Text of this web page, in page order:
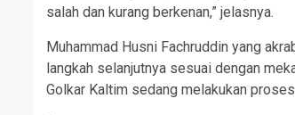
salah dan kurang berkenan,” jelasnya.
Muhammad Husni Fachruddin yang
langkah selanjutnya sesuai dengan
Golkar Kaltim sedang melakukan